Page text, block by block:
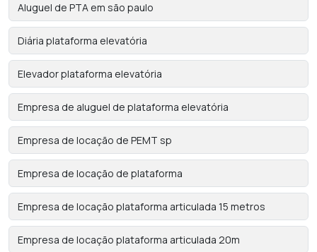
Aluguel de PTA em são paulo
Diária plataforma elevatória
Elevador plataforma elevatória
Empresa de aluguel de plataforma elevatória
Empresa de locação de PEMT sp
Empresa de locação de plataforma
Empresa de locação plataforma articulada 15 metros
Empresa de locação plataforma articulada 20m